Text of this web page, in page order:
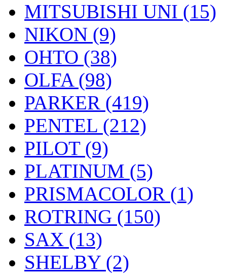
MITSUBISHI UNI (15)
NIKON (9)
OHTO (38)
OLFA (98)
PARKER (419)
PENTEL (212)
PILOT (9)
PLATINUM (5)
PRISMACOLOR (1)
ROTRING (150)
SAX (13)
SHELBY (2)